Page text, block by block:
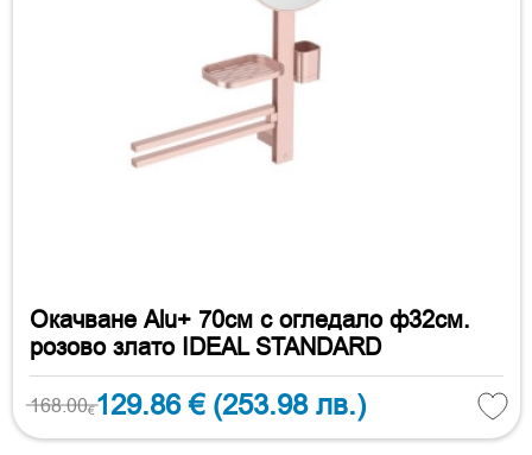
Окачване Alu+ 70см с огледало ф32см.
розово злато IDEAL STANDARD
168.00€129.86 € (253.98 лв.)